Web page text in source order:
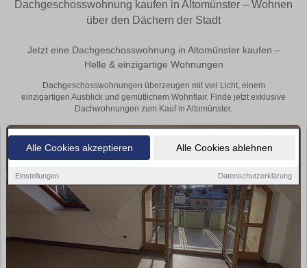
Alle Cookies akzeptieren Alle Cookies ablehnen
Einstellungen Datenschutzerklärung
Dachgeschosswohnung kaufen in Altomünster – Wohnen
über den Dächern der Stadt
Jetzt eine Dachgeschosswohnung in Altomünster kaufen –
Helle & einzigartige Wohnungen
Dachgeschosswohnungen überzeugen mit viel Licht, einem
einzigartigen Ausblick und gemütlichem Wohnflair. Finde jetzt exklusive
Dachwohnungen zum Kauf in Altomünster.